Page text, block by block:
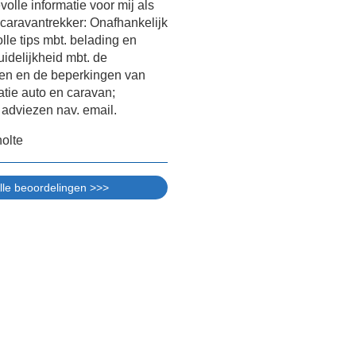
informatie voor mij als
Onafhankelijk
tips mbt. belading en
mbt. de
en de beperkingen van
auto en caravan;
nav. email.